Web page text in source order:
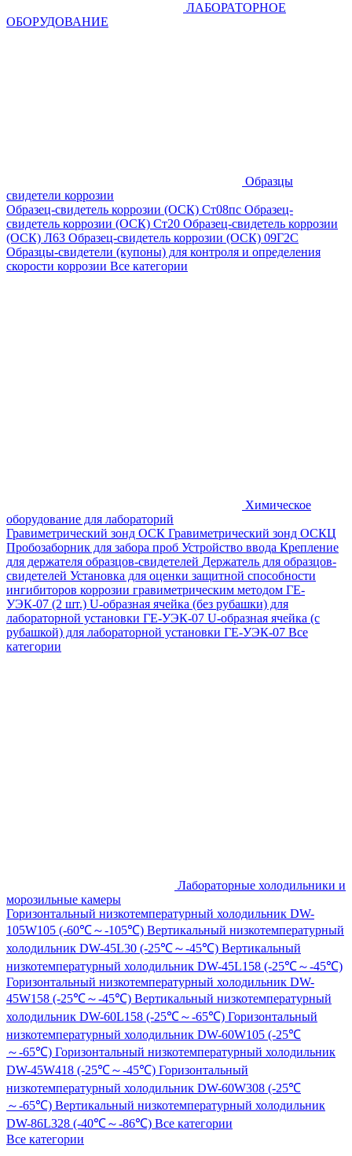
ЛАБОРАТОРНОЕ
ОБОРУДОВАНИЕ
Образцы
свидетели коррозии
Образец-свидетель коррозии (ОСК) Ст08пс Образец-
свидетель коррозии (ОСК) Ст20 Образец-свидетель коррозии
(ОСК) Л63 Образец-свидетель коррозии (ОСК) 09Г2С
Образцы-свидетели (купоны) для контроля и определения
скорости коррозии Все категории
Химическое
оборудование для лабораторий
Гравиметрический зонд ОСК Гравиметрический зонд ОСКЦ
Пробозаборник для забора проб Устройство ввода Крепление
для держателя образцов-свидетелей Держатель для образцов-
свидетелей Установка для оценки защитной способности
ингибиторов коррозии гравиметрическим методом ГЕ-
УЭК-07 (2 шт.) U-образная ячейка (без рубашки) для
лабораторной установки ГЕ-УЭК-07 U-образная ячейка (с
рубашкой) для лабораторной установки ГЕ-УЭК-07 Все
категории
Лабораторные холодильники и
морозильные камеры
Горизонтальный низкотемпературный холодильник DW-
105W105 (-60℃～-105℃) Вертикальный низкотемпературный
холодильник DW-45L30 (-25℃～-45℃) Вертикальный
низкотемпературный холодильник DW-45L158 (-25℃～-45℃)
Горизонтальный низкотемпературный холодильник DW-
45W158 (-25℃～-45℃) Вертикальный низкотемпературный
холодильник DW-60L158 (-25℃～-65℃) Горизонтальный
низкотемпературный холодильник DW-60W105 (-25℃
～-65℃) Горизонтальный низкотемпературный холодильник
DW-45W418 (-25℃～-45℃) Горизонтальный
низкотемпературный холодильник DW-60W308 (-25℃
～-65℃) Вертикальный низкотемпературный холодильник
DW-86L328 (-40℃～-86℃) Все категории
Все категории